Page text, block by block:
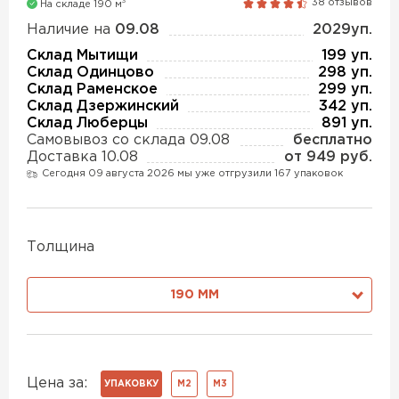
На складе 190 м 38 отзывов
Наличие на 09.08
2029уп.
Склад Мытищи
199 уп.
Склад Одинцово
298 уп.
Склад Раменское
299 уп.
Склад Дзержинский
342 уп.
Склад Люберцы
891 уп.
Самовывоз со склада 09.08
бесплатно
Доставка 10.08
от 949 руб.
Сегодня 09 августа 2026 мы уже отгрузили 167 упаковок
Толщина
190 ММ
Цена за: УПАКОВКУ М2 М3
Утеплитель Дирок
Утеплитель Белтеп
Утеплитель Тизол
Утеплитель Isover
Утеплитель Урса
Утеплитель Isoroc
Утеплитель Изомин